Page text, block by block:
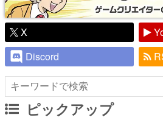
X
Discord
ピックアップ